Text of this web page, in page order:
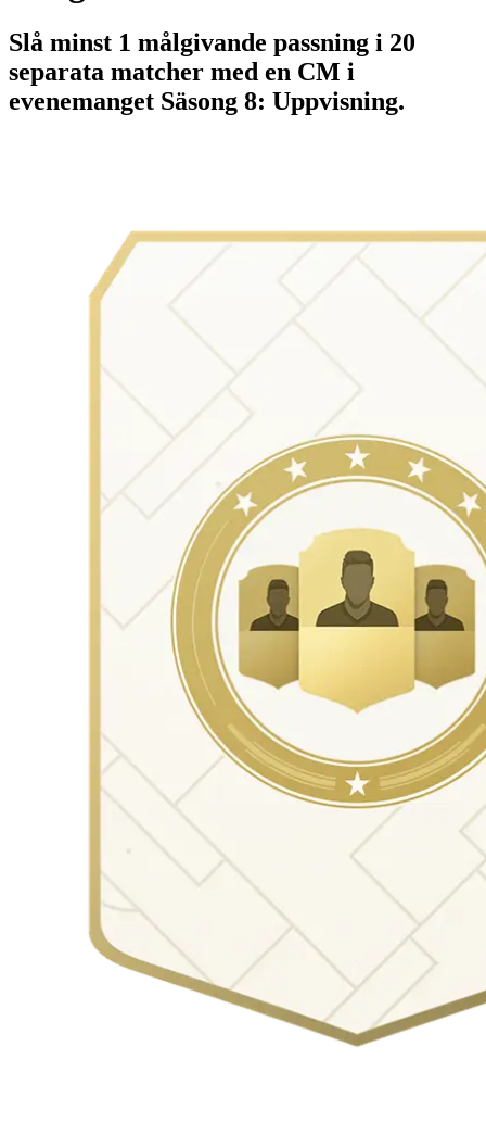
Slå minst 1 målgivande passning i 20
separata matcher med en CM i
evenemanget Säsong 8: Uppvisning.